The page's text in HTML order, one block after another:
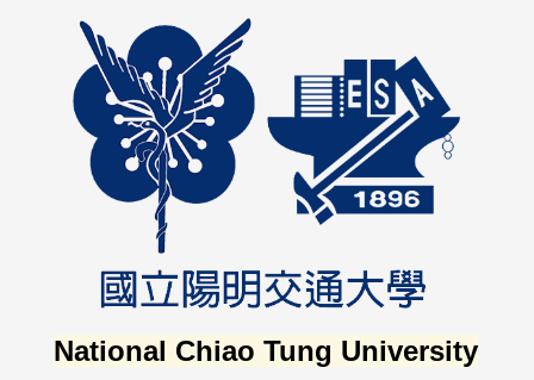
National Chiao Tung University